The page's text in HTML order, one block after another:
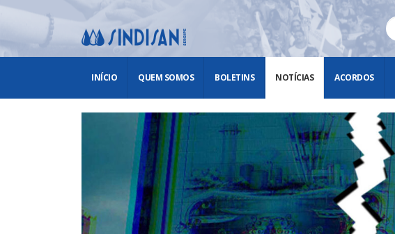
INÍCIO QUEM SOMOS BOLETINS NOTÍCIAS ACORDOS